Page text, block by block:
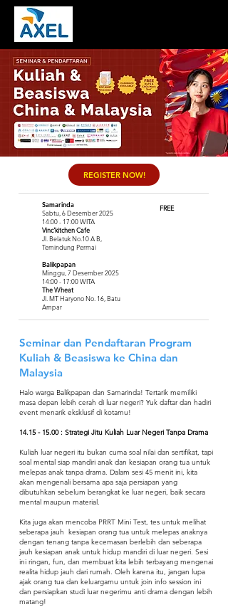
REGISTER NOW!
Samarinda
Sabtu, 6 Desember 2025
14:00 - 17:00 WITA
Vinc'kitchen Cafe
Jl. Belatuk No.10 A B,
Temindung Permai
Balikpapan
Minggu, 7 Desember 2025
14:00 - 17:00 WITA
The Wheat
Jl. MT Haryono No. 16, Batu
Ampar
FREE
Seminar dan Pendaftaran Program
Kuliah & Beasiswa ke China dan
Malaysia
Halo warga Balikpapan dan Samarinda! Tertarik memiliki
masa depan lebih cerah di luar negeri? Yuk daftar dan hadiri
event menarik eksklusif di kotamu!
14.15 - 15.00: Strategi Jitu Kuliah Luar Negeri Tanpa Drama
Kuliah luar negeri itu bukan cuma soal nilai dan sertifikat, tapi
soal mental siap mandiri anak dan kesiapan orang tua untuk
melepas anak tanpa drama. Dalam sesi 45 menit ini, kita
akan mengenali bersama apa saja persiapan yang
dibutuhkan sebelum berangkat ke luar negeri, baik secara
mental maupun material.
Kita juga akan mencoba PRRT Mini Test, tes untuk melihat
seberapa jauh kesiapan orang tua untuk melepas anaknya
dengan tenang tanpa kecemasan berlebih dan seberapa
jauh kesiapan anak untuk hidup mandiri di luar negeri. Sesi
ini ringan, fun, dan membuat kita lebih terbayang mengenai
realita hidup jauh dari rumah. Oleh karena itu, jangan lupa
ajak orang tua dan keluargamu untuk join info session ini
dan persiapkan studi luar negerimu anti drama dengan lebih
matang!